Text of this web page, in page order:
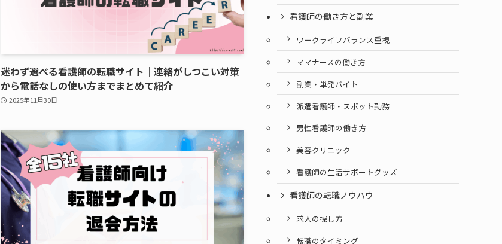
迷わず選べる看護師の転職サイト｜連絡がしつこい対策
から電話なしの使い方までまとめて紹介
2025年11月30日
看護師の働き方と副業
ワークライフバランス重視
ママナースの働き方
副業・単発バイト
派遣看護師・スポット勤務
男性看護師の働き方
美容クリニック
看護師の生活サポートグッズ
看護師の転職ノウハウ
求人の探し方
転職のタイミング